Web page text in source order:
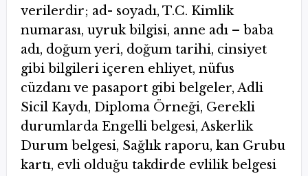
verilerdir; ad- soyadı, T.C. Kimlik
numarası, uyruk bilgisi, anne adı – baba
adı, doğum yeri, doğum tarihi, cinsiyet
gibi bilgileri içeren ehliyet, nüfus
cüzdanı ve pasaport gibi belgeler, Adli
Sicil Kaydı, Diploma Örneği, Gerekli
durumlarda Engelli belgesi, Askerlik
Durum belgesi, Sağlık raporu, kan Grubu
kartı, evli olduğu takdirde evlilik belgesi